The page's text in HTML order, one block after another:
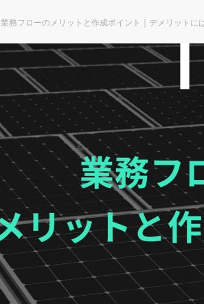
業務フローのメリットと作成ポイント｜デメリットに